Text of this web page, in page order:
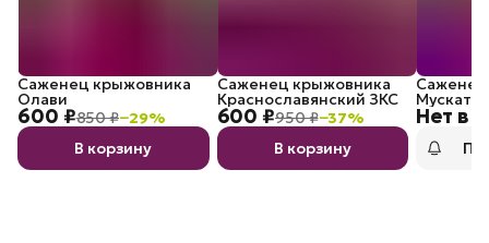
600 ₽850 ₽−29%
Саженец крыжовника
Олави
В корзину
600 ₽950 ₽−37%
Саженец крыжовника
Краснославянский ЗКС
В корзину
Нет в
ОКС)